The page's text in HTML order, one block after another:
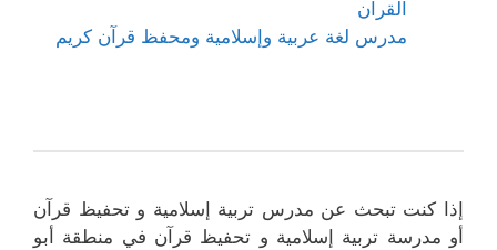
القرآن
مدرس لغة عربية وإسلامية ومحفظ قرآن كريم
إذا كنت تبحث عن مدرس تربية إسلامية و تحفيظ قرآن
أو مدرسة تربية إسلامية و تحفيظ قرآن في منطقة أبو